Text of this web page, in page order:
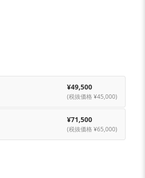
¥49,500
(税抜価格 ¥45,000)
¥71,500
(税抜価格 ¥65,000)